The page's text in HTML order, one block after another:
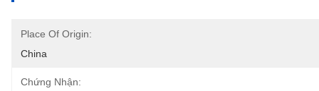
Place Of Origin:
China
Chứng Nhận: